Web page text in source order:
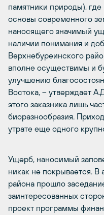
памятники природы), где
основы современного
наносящего значимый
наличии понимания и
Верхнебуреинского
вполне осуществимы и
улучшению
Востока, – утверждает
этого заказника лишь
биоразнообразия.
утрате еще одного
Ущерб, наносимый
никак не покрывается. В
района прошло
заинтересованных
проект программы